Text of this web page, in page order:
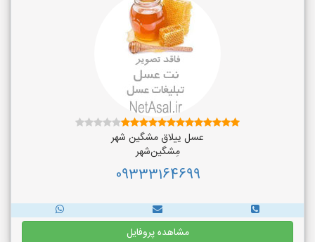
عسل ییلاق مشگین شهر
مِشگین‌شهر
09333164699
مشاهده پروفایل